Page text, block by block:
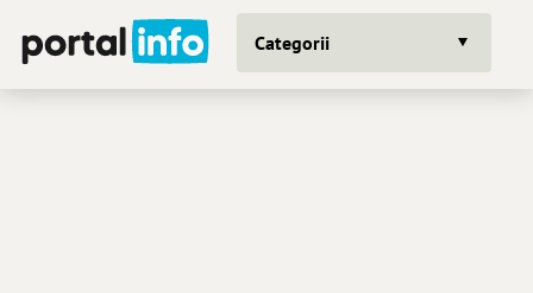
Categorii